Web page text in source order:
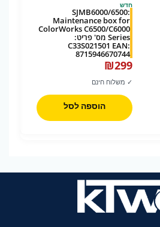
חדש
SJMB6000/6500:
Maintenance box for
ColorWorks C6500/C6000
Series מס' פריט:
C33S021501 EAN:
8715946670744
₪299
✓ משלוח חינם
הוספה לסל